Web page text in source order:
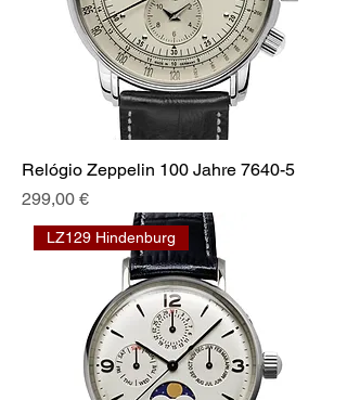
Relógio Zeppelin 100 Jahre 7640-5
Preis
299,00 €
LZ129 Hindenburg